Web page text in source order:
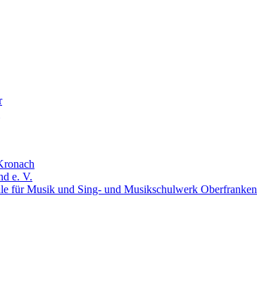
e. V.
für Musik und Sing- und Musikschulwerk Oberfranken